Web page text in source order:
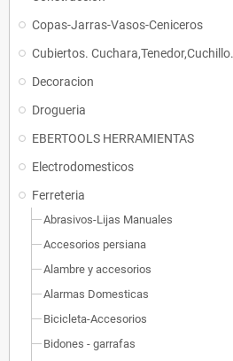
Copas-Jarras-Vasos-Ceniceros
Cubiertos. Cuchara,Tenedor,Cuchillo.
Decoracion
Drogueria
EBERTOOLS HERRAMIENTAS
Electrodomesticos
Ferreteria
Abrasivos-Lijas Manuales
Accesorios persiana
Alambre y accesorios
Alarmas Domesticas
Bicicleta-Accesorios
Bidones - garrafas